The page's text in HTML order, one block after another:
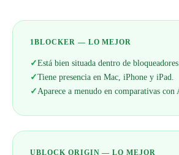
1BLOCKER — LO MEJOR
✓Está bien situada dentro de
✓Tiene presencia en Mac, iPhone y iPad.
✓Aparece a menudo en comparativas con
UBLOCK ORIGIN — LO MEJOR